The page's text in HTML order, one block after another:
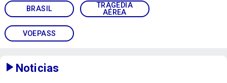
BRASIL
TRAGEDIA
AÉREA
VOEPASS
Noticias